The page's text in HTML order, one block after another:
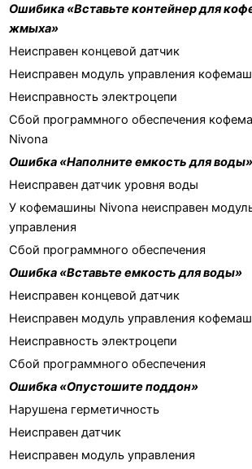
Ошибика «Вставьте контейнер для
жмыха»
Неисправен концевой датчик
Неисправен модуль управления
Неисправность электроцепи
Сбой программного обеспечения
Nivona
Ошибка «Наполните емкость для воды»
Неисправен датчик уровня воды
У кофемашины Nivona неисправен
управления
Сбой программного обеспечения
Ошибка «Вставьте емкость для воды»
Неисправен концевой датчик
Неисправен модуль управления
Неисправность электроцепи
Сбой программного обеспечения
Ошибка «Опустошите поддон»
Нарушена герметичность
Неисправен датчик
Неисправен модуль управления